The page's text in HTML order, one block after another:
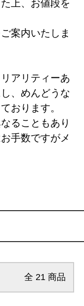
上、お値段を
案内いたしま
アリティーあ
、めんどうな
おります。
ることもあり
手数ですがメ
全 21 商品